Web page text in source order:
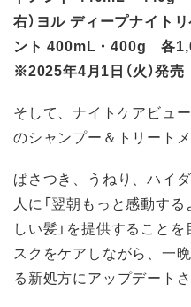
右）ヨル ディープナイト
ント 400mL・400g 各
※2025年4月1日（火）発売
そして、ナイトケアビュ
のシャンプー＆トリート
ぱさつき、うねり、ハイ
人に「翌朝もっと感動す
しい髪」を提供すること
スクをケアしながら、一
る新処方にアップデートさ